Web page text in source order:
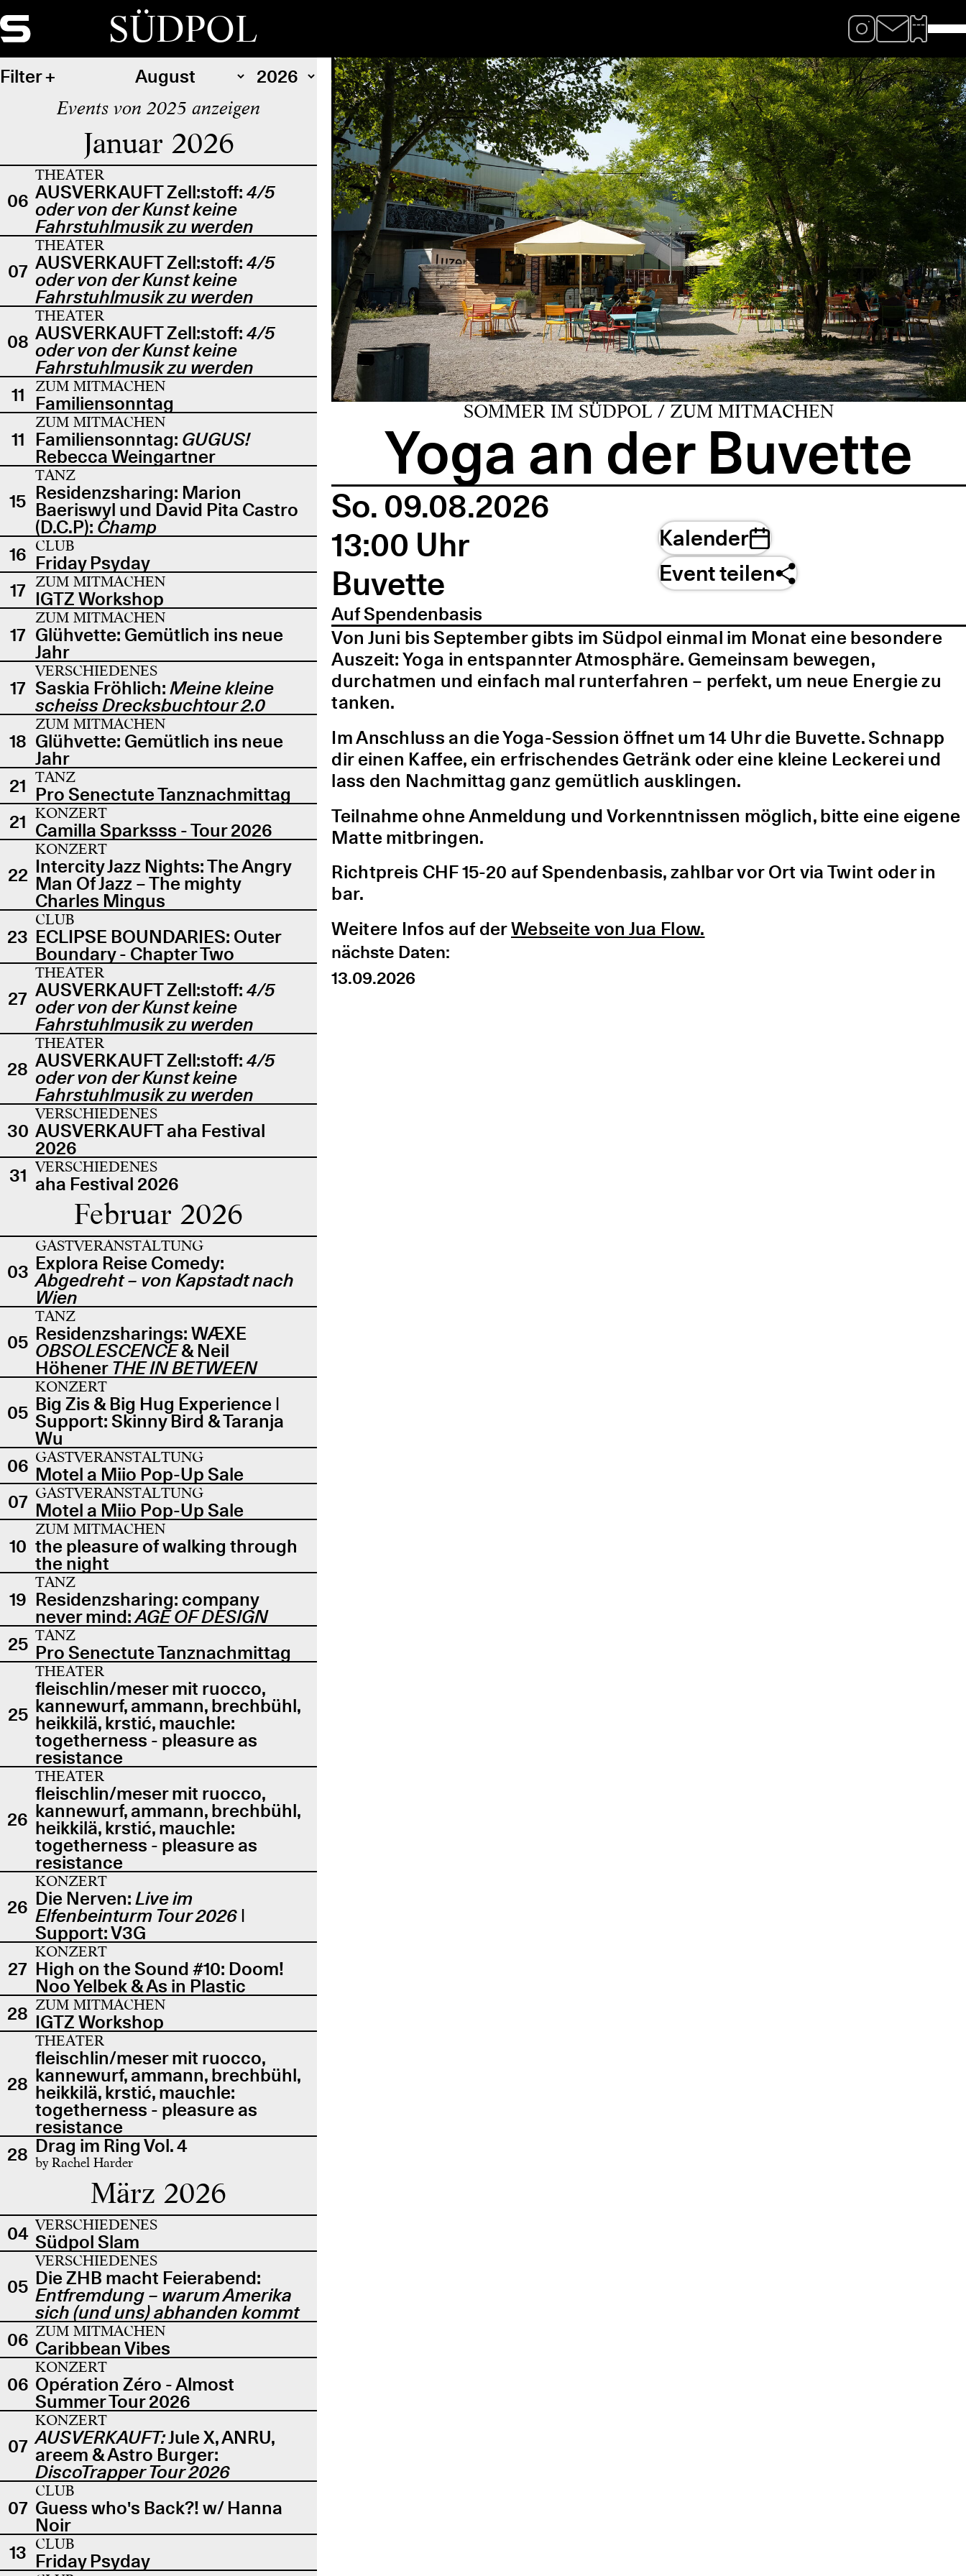
SÜDPOL
Filter
Events von 2025 anzeigen
Januar 2026
06
THEATER
AUSVERKAUFT Zell:stoff: 4/5
oder von der Kunst keine
Fahrstuhlmusik zu werden
07
THEATER
AUSVERKAUFT Zell:stoff: 4/5
oder von der Kunst keine
Fahrstuhlmusik zu werden
08
THEATER
AUSVERKAUFT Zell:stoff: 4/5
oder von der Kunst keine
Fahrstuhlmusik zu werden
11
ZUM MITMACHEN
Familiensonntag
11
ZUM MITMACHEN
Familiensonntag: GUGUS!
Rebecca Weingartner
15
TANZ
Residenzsharing: Marion
Baeriswyl und David Pita Castro
(D.C.P): Champ
16 CLUB
Friday Psyday
17 ZUM MITMACHEN
IGTZ Workshop
17
ZUM MITMACHEN
Glühvette: Gemütlich ins neue
Jahr
17
VERSCHIEDENES
Saskia Fröhlich: Meine kleine
scheiss Drecksbuchtour 2.0
18
ZUM MITMACHEN
Glühvette: Gemütlich ins neue
Jahr
21 TANZ
Pro Senectute Tanznachmittag
21 KONZERT
Camilla Sparksss - Tour 2026
22
KONZERT
Intercity Jazz Nights: The Angry
Man Of Jazz – The mighty
Charles Mingus
23
CLUB
ECLIPSE BOUNDARIES: Outer
Boundary - Chapter Two
27
THEATER
AUSVERKAUFT Zell:stoff: 4/5
oder von der Kunst keine
Fahrstuhlmusik zu werden
28
THEATER
AUSVERKAUFT Zell:stoff: 4/5
oder von der Kunst keine
Fahrstuhlmusik zu werden
30
VERSCHIEDENES
AUSVERKAUFT aha Festival
2026
31 VERSCHIEDENES
aha Festival 2026
Februar 2026
03
GASTVERANSTALTUNG
Explora Reise Comedy:
Abgedreht – von Kapstadt nach
Wien
05
TANZ
Residenzsharings: WÆXE
OBSOLESCENCE& Neil
Höhener THE IN BETWEEN
05
KONZERT
Big Zis & Big Hug Experience |
Support: Skinny Bird & Taranja
Wu
06 GASTVERANSTALTUNG
Motel a Miio Pop-Up Sale
07 GASTVERANSTALTUNG
Motel a Miio Pop-Up Sale
10
ZUM MITMACHEN
the pleasure of walking through
the night
19
TANZ
Residenzsharing: company
never mind:AGE OF DESIGN
25 TANZ
Pro Senectute Tanznachmittag
25
THEATER
fleischlin/meser mit ruocco,
kannewurf, ammann, brechbühl,
heikkilä, krstić, mauchle:
togetherness - pleasure as
resistance
26
THEATER
fleischlin/meser mit ruocco,
kannewurf, ammann, brechbühl,
heikkilä, krstić, mauchle:
togetherness - pleasure as
resistance
26
KONZERT
Die Nerven:Live im
Elfenbeinturm Tour 2026 |
Support: V3G
27
KONZERT
High on the Sound #10: Doom!
Noo Yelbek & As in Plastic
28 ZUM MITMACHEN
IGTZ Workshop
28
THEATER
fleischlin/meser mit ruocco,
kannewurf, ammann, brechbühl,
heikkilä, krstić, mauchle:
togetherness - pleasure as
resistance
28 Drag im Ring Vol. 4
by Rachel Harder
März 2026
04 VERSCHIEDENES
Südpol Slam
05
VERSCHIEDENES
Die ZHB macht Feierabend:
Entfremdung – warum Amerika
sich (und uns) abhanden kommt
06 ZUM MITMACHEN
Caribbean Vibes
06
KONZERT
Opération Zéro - Almost
Summer Tour 2026
07
KONZERT
AUSVERKAUFT:Jule X, ANRU,
areem & Astro Burger:
DiscoTrapper Tour 2026
07
CLUB
Guess who's Back?! w/ Hanna
Noir
13 CLUB
Friday Psyday
SOMMER IM SÜDPOL / ZUM MITMACHEN
Yoga an der Buvette
So. 09.08.2026
13:00 Uhr
Buvette
Auf Spendenbasis
Kalender
Event teilen
Von Juni bis September gibts im Südpol einmal im Monat eine besondere
Auszeit: Yoga in entspannter Atmosphäre. Gemeinsam bewegen,
durchatmen und einfach mal runterfahren – perfekt, um neue Energie zu
tanken.
Im Anschluss an die Yoga-Session öffnet um 14 Uhr die Buvette. Schnapp
dir einen Kaffee, ein erfrischendes Getränk oder eine kleine Leckerei und
lass den Nachmittag ganz gemütlich ausklingen.
Teilnahme ohne Anmeldung und Vorkenntnissen möglich, bitte eine eigene
Matte mitbringen.
Richtpreis CHF 15-20 auf Spendenbasis, zahlbar vor Ort via Twint oder in
bar.
Weitere Infos auf derWebseite von Jua Flow.
nächste Daten:
13.09.2026